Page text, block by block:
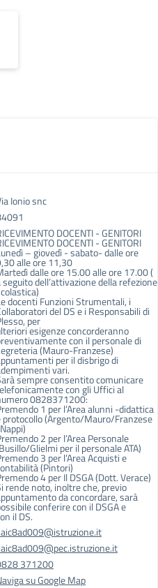
Ionio snc
DOCENTI - GENITORI
DOCENTI - GENITORI
– giovedì - sabato- dalle ore
alle ore 11,30
dalle ore 15.00 alle ore 17.00 (
seguito dell’attivazione della refezione
docenti Funzioni Strumentali, i
del DS e i Responsabili di
per
esigenze concorderanno
con il personale di
(Mauro-Franzese)
per il disbrigo di
vari.
sempre consentito comunicare
con gli Uffici al
0828371200:
1 per l’Area alunni -didattica
protocollo (Argento/Mauro/Franzese
2 per l’Area Personale
Glielmi per il personale ATA)
3 per l’Area Acquisti e
(Pintori)
4 per Il DSGA (Dott. Verace)
rende noto, inoltre che, previo
da concordare, sarà
conferire con il DSGA e
il DS.
371200
su Google Map